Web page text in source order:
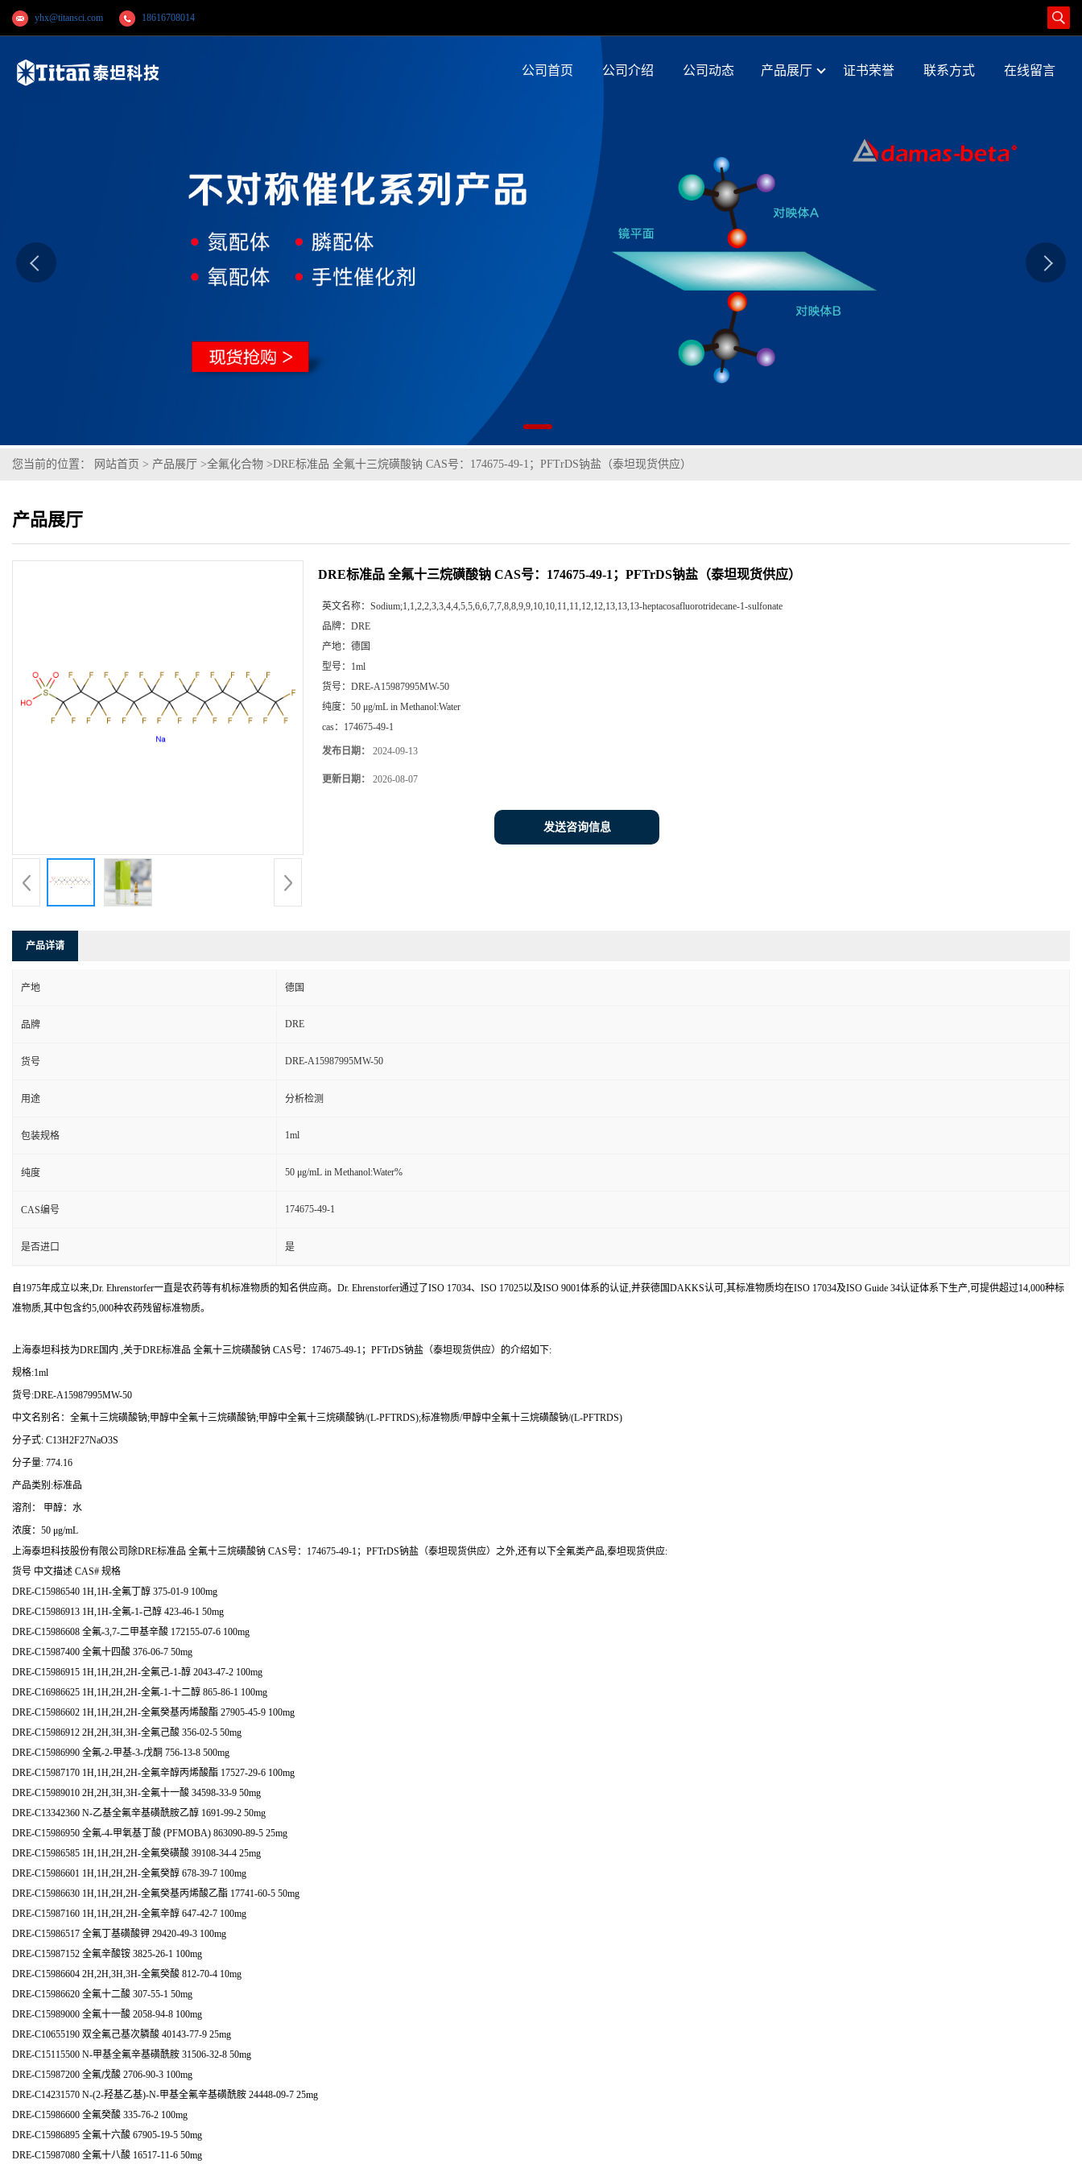
yhx@titansci.com 18616708014
公司首页 公司介绍 公司动态 产品展厅 证书荣誉 联系方式 在线留言
您当前的位置： 网站首页 > 产品展厅 >全氟化合物 >DRE标准品 全氟十三烷磺酸钠 CAS号：174675-49-1；PFTrDS钠盐（泰坦现货供应）
产品展厅
DRE标准品 全氟十三烷磺酸钠 CAS号：174675-49-1；PFTrDS钠盐（泰坦现货供应）
英文名称： Sodium;1,1,2,2,3,3,4,4,5,5,6,6,7,7,8,8,9,9,10,10,11,11,12,12,13,13,13-heptacosafluorotridecane-1-sulfonate
品牌： DRE
产地： 德国
型号： 1ml
货号： DRE-A15987995MW-50
纯度： 50 μg/mL in Methanol:Water
cas： 174675-49-1
发布日期： 2024-09-13
更新日期： 2026-08-07
发送咨询信息
产品详请
产地 德国
品牌 DRE
货号 DRE-A15987995MW-50
用途 分析检测
包装规格 1ml
纯度 50 μg/mL in Methanol:Water%
CAS编号 174675-49-1
是否进口 是
自1975年成立以来,Dr. Ehrenstorfer一直是农药等有机标准物质的知名供应商。Dr. Ehrenstorfer通过了ISO 17034、ISO 17025以及ISO 9001体系的认证,并获德国DAKKS认可,其标准物质均在ISO 17034及ISO Guide 34认证体系下生产,可提供超过14,000种标
准物质,其中包含约5,000种农药残留标准物质。
上海泰坦科技为DRE国内 ,关于DRE标准品 全氟十三烷磺酸钠 CAS号：174675-49-1；PFTrDS钠盐（泰坦现货供应）的介绍如下:
规格:1ml
货号:DRE-A15987995MW-50
中文名别名：全氟十三烷磺酸钠;甲醇中全氟十三烷磺酸钠;甲醇中全氟十三烷磺酸钠/(L-PFTRDS);标准物质/甲醇中全氟十三烷磺酸钠/(L-PFTRDS)
分子式: C13H2F27NaO3S
分子量: 774.16
产品类别:标准品
溶剂： 甲醇：水
浓度：50 μg/mL
上海泰坦科技股份有限公司除DRE标准品 全氟十三烷磺酸钠 CAS号：174675-49-1；PFTrDS钠盐（泰坦现货供应）之外,还有以下全氟类产品,泰坦现货供应:
货号 中文描述 CAS# 规格
DRE-C15986540 1H,1H-全氟丁醇 375-01-9 100mg
DRE-C15986913 1H,1H-全氟-1-己醇 423-46-1 50mg
DRE-C15986608 全氟-3,7-二甲基辛酸 172155-07-6 100mg
DRE-C15987400 全氟十四酸 376-06-7 50mg
DRE-C15986915 1H,1H,2H,2H-全氟己-1-醇 2043-47-2 100mg
DRE-C16986625 1H,1H,2H,2H-全氟-1-十二醇 865-86-1 100mg
DRE-C15986602 1H,1H,2H,2H-全氟癸基丙烯酸酯 27905-45-9 100mg
DRE-C15986912 2H,2H,3H,3H-全氟己酸 356-02-5 50mg
DRE-C15986990 全氟-2-甲基-3-戊酮 756-13-8 500mg
DRE-C15987170 1H,1H,2H,2H-全氟辛醇丙烯酸酯 17527-29-6 100mg
DRE-C15989010 2H,2H,3H,3H-全氟十一酸 34598-33-9 50mg
DRE-C13342360 N-乙基全氟辛基磺酰胺乙醇 1691-99-2 50mg
DRE-C15986950 全氟-4-甲氧基丁酸 (PFMOBA) 863090-89-5 25mg
DRE-C15986585 1H,1H,2H,2H-全氟癸磺酸 39108-34-4 25mg
DRE-C15986601 1H,1H,2H,2H-全氟癸醇 678-39-7 100mg
DRE-C15986630 1H,1H,2H,2H-全氟癸基丙烯酸乙酯 17741-60-5 50mg
DRE-C15987160 1H,1H,2H,2H-全氟辛醇 647-42-7 100mg
DRE-C15986517 全氟丁基磺酸钾 29420-49-3 100mg
DRE-C15987152 全氟辛酸铵 3825-26-1 100mg
DRE-C15986604 2H,2H,3H,3H-全氟癸酸 812-70-4 10mg
DRE-C15986620 全氟十二酸 307-55-1 50mg
DRE-C15989000 全氟十一酸 2058-94-8 100mg
DRE-C10655190 双全氟己基次膦酸 40143-77-9 25mg
DRE-C15115500 N-甲基全氟辛基磺酰胺 31506-32-8 50mg
DRE-C15987200 全氟戊酸 2706-90-3 100mg
DRE-C14231570 N-(2-羟基乙基)-N-甲基全氟辛基磺酰胺 24448-09-7 25mg
DRE-C15986600 全氟癸酸 335-76-2 100mg
DRE-C15986895 全氟十六酸 67905-19-5 50mg
DRE-C15987080 全氟十八酸 16517-11-6 50mg